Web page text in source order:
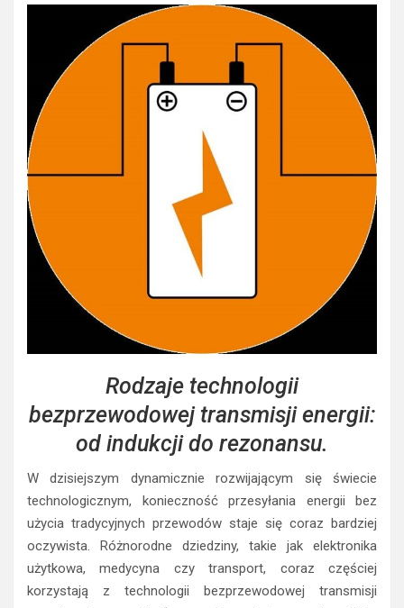
Rodzaje technologii
bezprzewodowej transmisji energii:
od indukcji do rezonansu.
W dzisiejszym dynamicznie rozwijającym się świecie
technologicznym, konieczność przesyłania energii bez
użycia tradycyjnych przewodów staje się coraz bardziej
oczywista. Różnorodne dziedziny, takie jak elektronika
użytkowa, medycyna czy transport, coraz częściej
korzystają z technologii bezprzewodowej transmisji